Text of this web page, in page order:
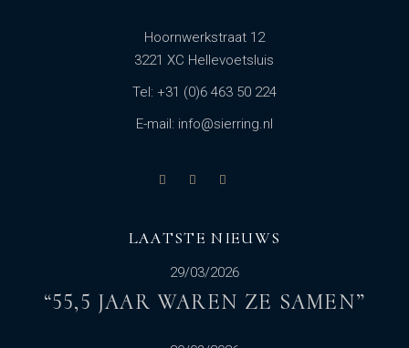
Hoornwerkstraat 12
3221 XC Hellevoetsluis
Tel: +31 (0)6 463 50 224
E-mail: info@sierring.nl
LAATSTE NIEUWS
29/03/2026
“55,5 JAAR WAREN ZE SAMEN”